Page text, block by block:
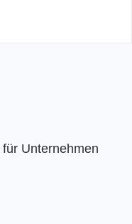
für Unternehmen